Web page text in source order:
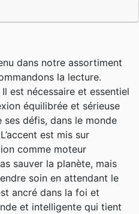
dans notre assortiment
la lecture.
est nécessaire et essentiel
équilibrée et sérieuse
ses défis, dans le monde
est mis sur
comme moteur
sauver la planète, mais
soin en attendant le
ancré dans la foi et
et intelligente qui tient